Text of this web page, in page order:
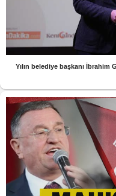
Yılın belediye başkanı İbrahim